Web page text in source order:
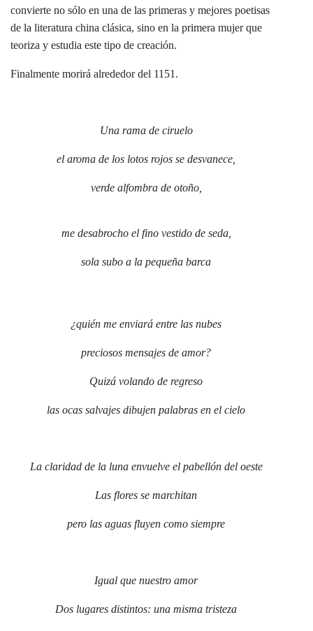
convierte no sólo en una de las primeras y mejores poetisas
de la literatura china clásica, sino en la primera mujer que
teoriza y estudia este tipo de creación.
Finalmente morirá alrededor del 1151.
Una rama de ciruelo
el aroma de los lotos rojos se desvanece,
verde alfombra de otoño,
me desabrocho el fino vestido de seda,
sola subo a la pequeña barca
¿quién me enviará entre las nubes
preciosos mensajes de amor?
Quizá volando de regreso
las ocas salvajes dibujen palabras en el cielo
La claridad de la luna envuelve el pabellón del oeste
Las flores se marchitan
pero las aguas fluyen como siempre
Igual que nuestro amor
Dos lugares distintos: una misma tristeza